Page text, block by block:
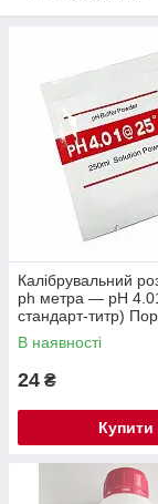
Калібрувальний
ph метра — pH
стандарт-титр)
250 мл.
В наявності
24 ₴
Купити